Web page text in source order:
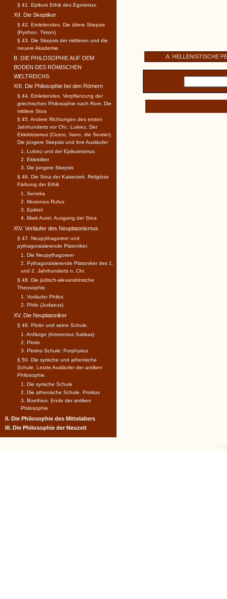
A. HELLENISTISCHE
§ 41. Epikurs Ethik des Egoismus.
XII. Die Skeptiker
§ 42. Einleitendes. Die ältere Skepsis
(Pyrrhon. Timon)
§ 43. Die Skepsis der mittleren und die
neuere Akademie.
B. DIE PHILOSOPHIE AUF DEM
BODEN DES RÖMISCHEN
WELTREICHS
XIII. Die Philosophie bei den Römern
§ 44. Einleitendes. Verpflanzung der
griechischen Philosophie nach Rom. Die
mittlere Stoa
§ 45. Andere Richtungen des ersten
Jahrhunderts vor Chr.: Lukrez. Der
Eklektizismus (Cicero, Varro, die Sextier).
Die jüngere Skepsis und ihre Ausläufer
1. Lukrez und der Epikureismus
2. Eklektiker
3. Die jüngere Skepsis
§ 46. Die Stoa der Kaiserzeit. Religiöse
Färbung der Ethik
1. Seneka
2. Musonius Rufus
3. Epiktet
4. Mark Aurel. Ausgang der Stoa
XIV. Vorläufer des Neuplatonismus
§ 47. Neupythagoreer und
pythagoraisierende Platoniker.
1. Die Neupythagoreer
2. Pythagoraisierende Platoniker des 1.
und 2. Jahrhunderts n. Chr.
§ 48. Die jüdisch-alexandrinische
Theosophie.
1. Vorläufer Philos
2. Philo (Judaeus)
XV. Die Neuplatoniker
§ 49. Plotin und seine Schule.
1. Anfänge (Ammonius Sakkas)
2. Plotin
3. Plotins Schule: Porphyrius
§ 50. Die syrische und athenische
Schule. Letzte Ausläufer der antiken
Philosophie.
1. Die syrische Schule
2. Die athenische Schule. Proklus
3. Boethius. Ende der antiken
Philosophie
II. Die Philosophie des Mittelalters
III. Die Philosophie der Neuzeit